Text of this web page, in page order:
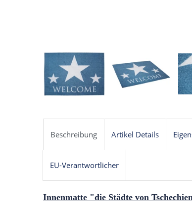
Beschreibung Artikel Details
EU-Verantwortlicher
Innenmatte "die Städte von